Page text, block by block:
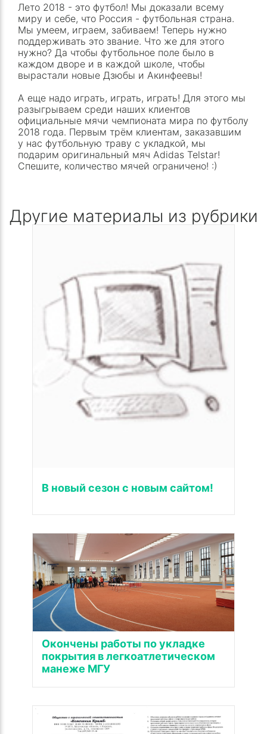
Лето 2018 - это футбол! Мы доказали всему
миру и себе, что Россия - футбольная страна.
Мы умеем, играем, забиваем! Теперь нужно
поддерживать это звание. Что же для этого
нужно? Да чтобы футбольное поле было в
каждом дворе и в каждой школе, чтобы
вырастали новые Дзюбы и Акинфеевы!
А еще надо играть, играть, играть! Для этого мы
разыгрываем среди наших клиентов
официальные мячи чемпионата мира по футболу
2018 года. Первым трём клиентам, заказавшим
у нас футбольную траву с укладкой, мы
подарим оригинальный мяч Adidas Telstar!
Спешите, количество мячей ограничено! :)
Другие материалы из рубрики
В новый сезон с новым сайтом!
Окончены работы по укладке
покрытия в легкоатлетическом
манеже МГУ